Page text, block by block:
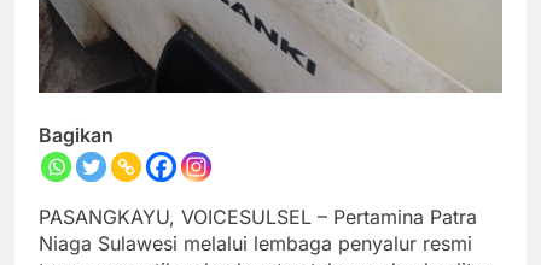
Bagikan
PASANGKAYU, VOICESULSEL – Pertamina Patra
Niaga Sulawesi melalui lembaga penyalur resmi